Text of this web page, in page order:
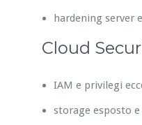
hardening server
Cloud
IAM e privilegi
storage esposto